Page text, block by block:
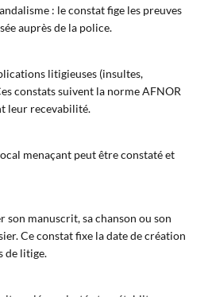
: le constat fige les preuves
auprès de la police.
litigieuses (insultes,
constats suivent la norme AFNOR
leur recevabilité.
menaçant peut être constaté et
son manuscrit, sa chanson ou son
Ce constat fixe la date de création
de litige.